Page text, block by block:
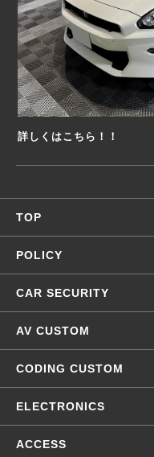
詳しくはこちら！！
TOP
POLICY
CAR SECURITY
AV CUSTOM
CODING CUSTOM
ELECTRONICS
ACCESS